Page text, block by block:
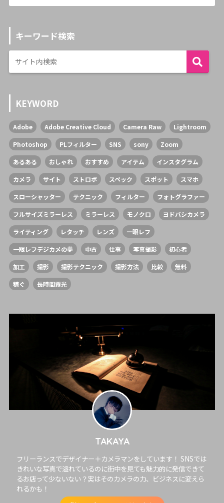
キーワード検索
KEYWORD
Adobe Adobe Creative Cloud Camera Raw Lightroom
Photoshop PLフィルター SNS sony Zoom
あるある おしゃれ おすすめ アイテム インスタグラム
カメラ サイト ストロボ スペック スポット スマホ
スローシャッター テクニック フィルター フォトグラファー
フルサイズミラーレス ミラーレス モノクロ ヨドバシカメラ
ライティング レタッチ レンズ 一眼レフ
一眼レフデジカメの夢 中古 仕事 写真撮影 初心者
加工 撮影 撮影テクニック 撮影方法 比較 無料
稼ぐ 長時間露光
TAKAYA
フリーランスでデザイナー＋カメラマンをしています！ SNSでは
きれいな写真で溢れているのに街中を見ても魅力的に発信できて
るお店って少ないない？実はそのカメラの力、ビジネスに変えら
れるかも！